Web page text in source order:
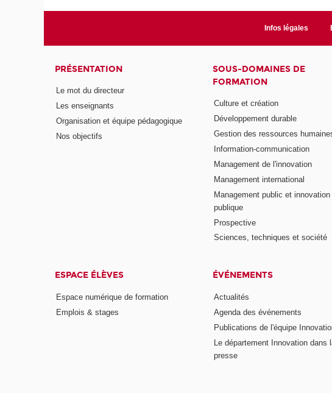
Infos légales
PRÉSENTATION
Le mot du directeur
Les enseignants
Organisation et équipe pédagogique
Nos objectifs
SOUS-DOMAINES DE
FORMATION
Culture et création
Développement durable
Gestion des ressources
Information-communication
Management de l'innovation
Management international
Management public et innovation
publique
Prospective
Sciences, techniques et société
ESPACE ÉLÈVES
Espace numérique de formation
Emplois & stages
ÉVÉNEMENTS
Actualités
Agenda des événements
Publications de l'équipe
Le département Innovation dans
presse